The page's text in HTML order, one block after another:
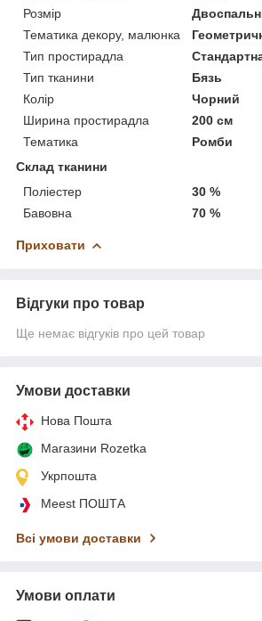
Розмір
Тематика декору, малюнка
Тип простирадла
Тип тканини
Бязь
Колір
Чорний
Ширина простирадла
200 см
Тематика
Ромби
Склад тканини
Поліестер
30 %
Бавовна
70 %
Приховати
Відгуки про товар
Ще немає відгуків про цей товар
Умови доставки
Нова Пошта
Магазини Rozetka
Укрпошта
Meest ПОШТА
Всі умови доставки
Умови оплати